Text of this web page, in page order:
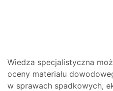
Wiedza specjalistyczna
oceny materiału
w sprawach spadkowych,